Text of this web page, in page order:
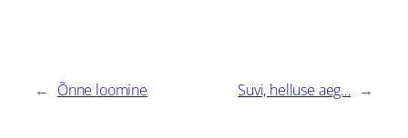
← Õnne loomine Suvi, helluse aeg… →